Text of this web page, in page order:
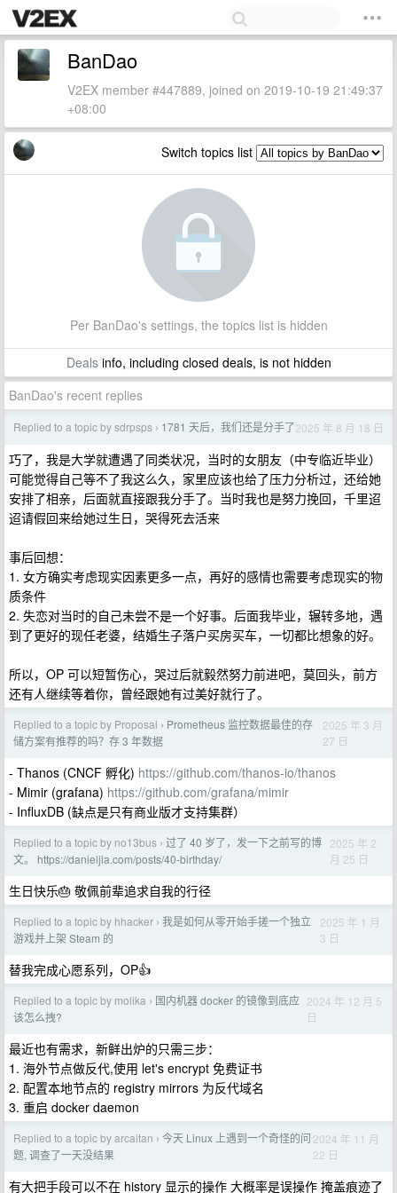
BanDao
V2EX member #447889, joined on 2019-10-19 21:49:37
+08:00
Switch topics list
Per BanDao's settings, the topics list is hidden
Dealsinfo, including closed deals, is not hidden
BanDao's recent replies
Replied to a topic by sdrpsps › 1781 天后，我们还是分手了2025 年 8 月 18 日
巧了，我是大学就遭遇了同类状况，当时的女朋友（中专临近毕业）
可能觉得自己等不了我这么久，家里应该也给了压力分析过，还给她
安排了相亲，后面就直接跟我分手了。当时我也是努力挽回，千里迢
迢请假回来给她过生日，哭得死去活来
事后回想：
1. 女方确实考虑现实因素更多一点，再好的感情也需要考虑现实的物
质条件
2. 失恋对当时的自己未尝不是一个好事。后面我毕业，辗转多地，遇
到了更好的现任老婆，结婚生子落户买房买车，一切都比想象的好。
所以，OP 可以短暂伤心，哭过后就毅然努力前进吧，莫回头，前方
还有人继续等着你，曾经跟她有过美好就行了。
Replied to a topic by Proposal › Prometheus 监控数据最佳的存
储方案有推荐的吗？存 3 年数据
2025 年 3 月
27 日
- Thanos (CNCF 孵化) https://github.com/thanos-io/thanos
- Mimir (grafana) https://github.com/grafana/mimir
- InfluxDB (缺点是只有商业版才支持集群）
Replied to a topic by no13bus › 过了 40 岁了，发一下之前写的博
文。 https://danieljia.com/posts/40-birthday/
2025 年 2
月 25 日
生日快乐🎂 敬佩前辈追求自我的行径
Replied to a topic by hhacker › 我是如何从零开始手搓一个独立
游戏并上架 Steam 的
2025 年 1 月
3 日
替我完成心愿系列，OP👍
Replied to a topic by molika › 国内机器 docker 的镜像到底应
该怎么拽?
2024 年 12 月 5
日
最近也有需求，新鲜出炉的只需三步：
1. 海外节点做反代,使用 let's encrypt 免费证书
2. 配置本地节点的 registry mirrors 为反代域名
3. 重启 docker daemon
Replied to a topic by arcaitan › 今天 Linux 上遇到一个奇怪的问
题, 调查了一天没结果
2024 年 11 月
22 日
有大把手段可以不在 history 显示的操作 大概率是误操作 掩盖痕迹了